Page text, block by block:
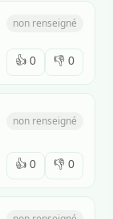
non renseigné
👍 0 👎 0
non renseigné
👍 0 👎 0